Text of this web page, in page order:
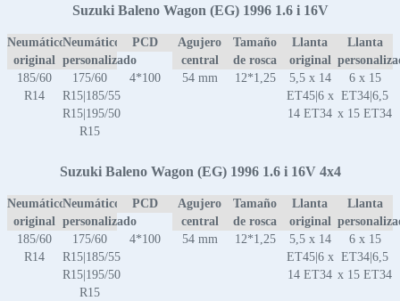
Suzuki Baleno Wagon (EG) 1996 1.6 i 16V
Neumático
original
Neumático
personalizado
PCD
Agujero
central
Tamaño
de rosca
Llanta
original
Llanta
185/60
R14
175/60
R15|185/55
R15|195/50
R15
4*100 54 mm 12*1,25
5,5 x 14
ET45|6 x
14 ET34
6 x 15
ET34|6,5
x 15 ET34
Suzuki Baleno Wagon (EG) 1996 1.6 i 16V 4x4
Neumático
original
Neumático
personalizado
PCD
Agujero
central
Tamaño
de rosca
Llanta
original
Llanta
185/60
R14
175/60
R15|185/55
R15|195/50
R15
4*100 54 mm 12*1,25
5,5 x 14
ET45|6 x
14 ET34
6 x 15
ET34|6,5
x 15 ET34